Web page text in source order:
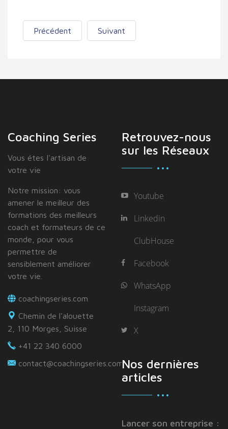
Précédent Suivant
Coaching Series
Vous étes I'artisan de
votre vie
Notre mission: vous
amener le meilleur des
formations des meilleurs
coach et formateurs de ce
monde, pour vous
permettre de
sensiblement améliorer
votre vie.
coachingseries.com
Chemin de l'alouette
2, 110 Morges, Suisse
+41 22 340 6000
contact@coachingseries.com
Retrouvez-nous
sur les Réseaux
Youtube
Linkedin
ClubHouse
Facebook
WhatsApp
Instagram
X
Nos dernières
articles
Lancer son entreprise :